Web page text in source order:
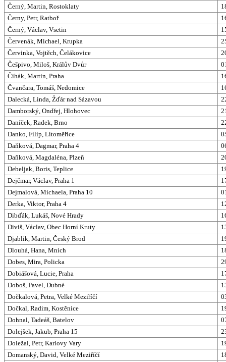
Černý, Martin, Rostoklaty
Černy, Petr, Ratboř
Černý, Václav, Vsetin
Červenák, Michael, Krupka
Červinka, Vojtěch, Čelákovice
Češpivo, Miloš, Králův Dvůr
Čihák, Martin, Praha
Čvančara, Tomáš, Nedomice
Dalecká, Linda, Žďár nad Sázavou
Damborský, Ondřej, Hlohovec
Daníček, Radek, Brno
Danko, Filip, Litoměřice
Daňková, Dagmar, Praha 4
Daňková, Magdaléna, Plzeň
Debeljak, Boris, Teplice
Dejčmar, Václav, Praha 1
Dejmalová, Michaela, Praha 10
Derka, Viktor, Praha 4
Dibďák, Lukáš, Nové Hrady
Diviš, Václav, Obec Horní Kruty
Djablik, Martin, Český Brod
Dlouhá, Hana, Mnich
Dobes, Mira, Policka
Dobiášová, Lucie, Praha
Doboš, Pavel, Dubné
Dočkalová, Petra, Velké Meziříčí
Dočkal, Radim, Kostěnice
Dohnal, Tadeáš, Batelov
Dolejšek, Jakub, Praha 15
Doležal, Petr, Karlovy Vary
Domanský, David, Velké Meziříčí